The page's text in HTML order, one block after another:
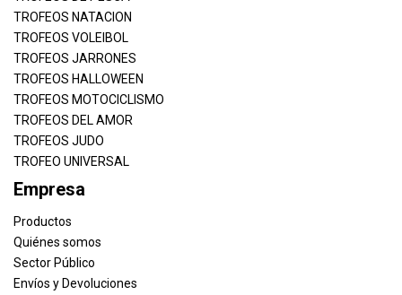
TROFEOS NATACION
TROFEOS VOLEIBOL
TROFEOS JARRONES
TROFEOS HALLOWEEN
TROFEOS MOTOCICLISMO
TROFEOS DEL AMOR
TROFEOS JUDO
TROFEO UNIVERSAL
Empresa
Productos
Quiénes somos
Sector Público
Envíos y Devoluciones